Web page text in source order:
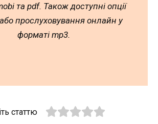
та pdf. Також доступні опції
прослуховування онлайн у
форматі mp3.
статтю